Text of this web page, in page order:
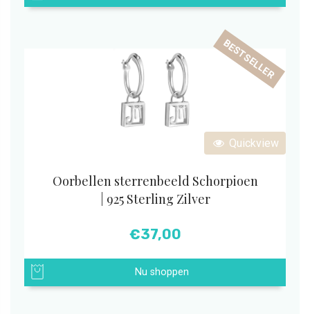
Quickview
BESTSELLER
Oorbellen sterrenbeeld Schorpioen
| 925 Sterling Zilver
€37,00
Nu shoppen